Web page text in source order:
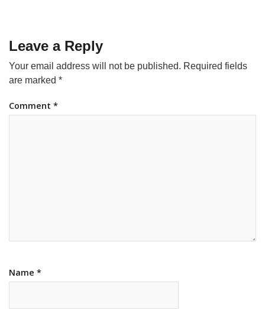
Leave a Reply
Your email address will not be published. Required fields
are marked *
Comment *
Name *